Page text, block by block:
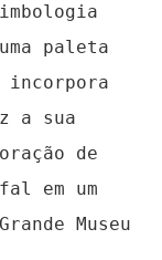
paleta
incorpora
a sua
de
em um
Museu